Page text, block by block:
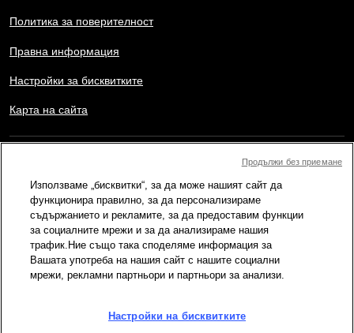
Политика за поверителност
Правна информация
Настройки за бисквитките
Карта на сайта
Copyright © AFP 2017-2026. Всички права запазени.
този уебсайт, както и да използват наличните функции за
споделяне за лични, частни и нетърговски цели. Всяка друга
употреба, в частност възпроизвеждане, публично предаване
или разпостранение на съдържанието на този уебсайт, изцяло
или частично, с каквато и да е друга цел и/или по какъвто и да
е начин, без конкретно лицензионно споразумение подписано
с AFP, е строго забранено. Външното съдържание, което е
показано или включено чрез линкове в съдържанието на
е придобила никакви права от авторите или собствениците на
авторски права върху това съдържание на трети страни и не
Използваме „бисквитки“, за да може нашият сайт да
функционира правилно, за да персонализираме
съдържанието и рекламите, за да предоставим функции
за социалните мрежи и за да анализираме нашия
трафик.Ние също така споделяме информация за
Вашата употреба на нашия сайт с нашите социални
мрежи, рекламни партньори и партньори за анализи.
Настройки на бисквитките
Продължи без приемане